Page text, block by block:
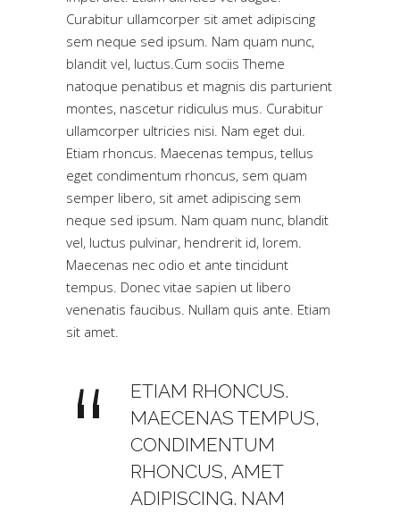
Curabitur ullamcorper sit amet adipiscing
sem neque sed ipsum. Nam quam nunc,
blandit vel, luctus.Cum sociis Theme
natoque penatibus et magnis dis parturient
montes, nascetur ridiculus mus. Curabitur
ullamcorper ultricies nisi. Nam eget dui.
Etiam rhoncus. Maecenas tempus, tellus
eget condimentum rhoncus, sem quam
semper libero, sit amet adipiscing sem
neque sed ipsum. Nam quam nunc, blandit
vel, luctus pulvinar, hendrerit id, lorem.
Maecenas nec odio et ante tincidunt
tempus. Donec vitae sapien ut libero
venenatis faucibus. Nullam quis ante. Etiam
sit amet.
ETIAM RHONCUS.
MAECENAS TEMPUS,
CONDIMENTUM
RHONCUS, AMET
ADIPISCING. NAM